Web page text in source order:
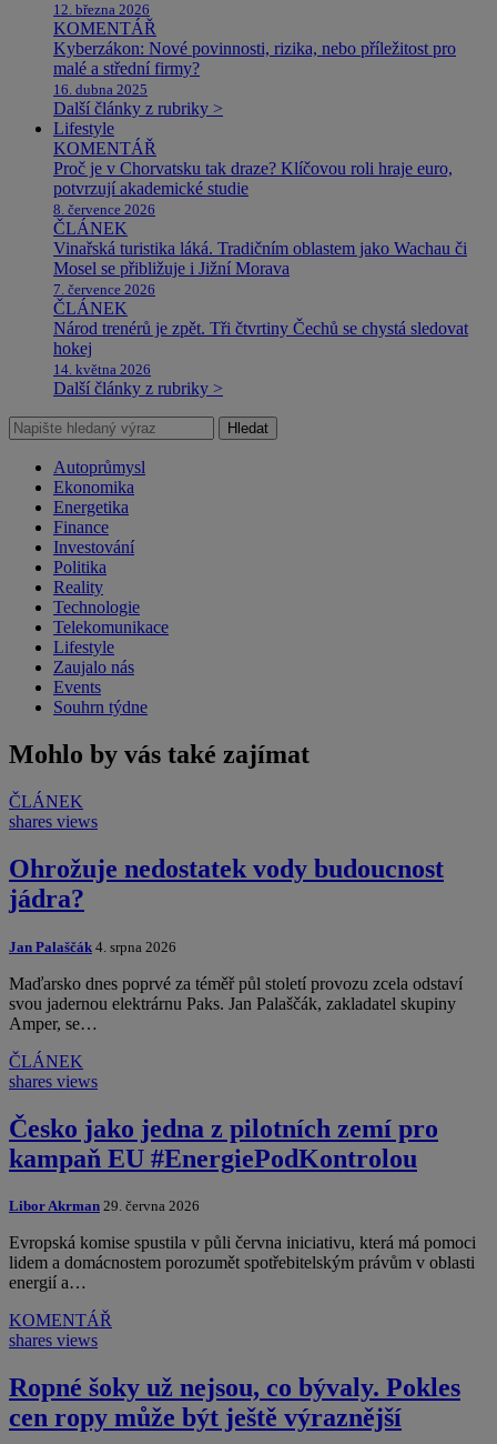
12. března 2026
KOMENTÁŘ
Kyberzákon: Nové povinnosti, rizika, nebo příležitost pro
malé a střední firmy?
16. dubna 2025
Další články z rubriky >
Lifestyle
KOMENTÁŘ
Proč je v Chorvatsku tak draze? Klíčovou roli hraje euro,
potvrzují akademické studie
8. července 2026
ČLÁNEK
Vinařská turistika láká. Tradičním oblastem jako Wachau či
Mosel se přibližuje i Jižní Morava
7. července 2026
ČLÁNEK
Národ trenérů je zpět. Tři čtvrtiny Čechů se chystá sledovat
hokej
14. května 2026
Další články z rubriky >
Hledat
Autoprůmysl
Ekonomika
Energetika
Finance
Investování
Politika
Reality
Technologie
Telekomunikace
Lifestyle
Zaujalo nás
Events
Souhrn týdne
Mohlo by vás také zajímat
ČLÁNEK
shares views
Ohrožuje nedostatek vody budoucnost
jádra?
Jan Palaščák 4. srpna 2026
Maďarsko dnes poprvé za téměř půl století provozu zcela odstaví
svou jadernou elektrárnu Paks. Jan Palaščák, zakladatel skupiny
Amper, se…
ČLÁNEK
shares views
Česko jako jedna z pilotních zemí pro
kampaň EU #EnergiePodKontrolou
Libor Akrman 29. června 2026
Evropská komise spustila v půli června iniciativu, která má pomoci
lidem a domácnostem porozumět spotřebitelským právům v oblasti
energií a…
KOMENTÁŘ
shares views
Ropné šoky už nejsou, co bývaly. Pokles
cen ropy může být ještě výraznější